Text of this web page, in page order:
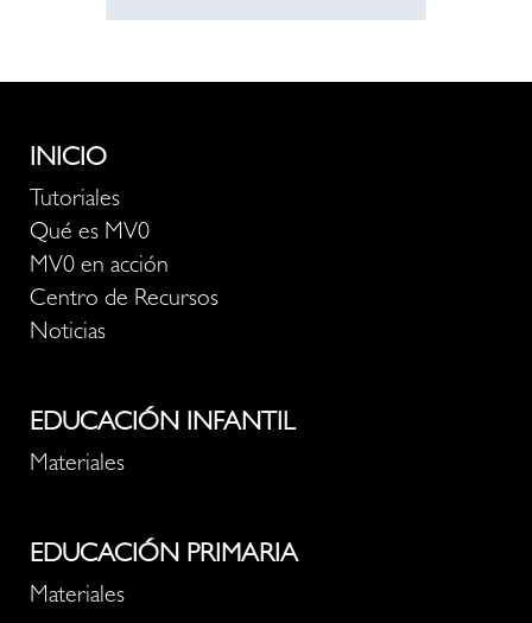
INICIO
Tutoriales
Qué es MV0
MV0 en acción
Centro de Recursos
Noticias
EDUCACIÓN INFANTIL
Materiales
EDUCACIÓN PRIMARIA
Materiales